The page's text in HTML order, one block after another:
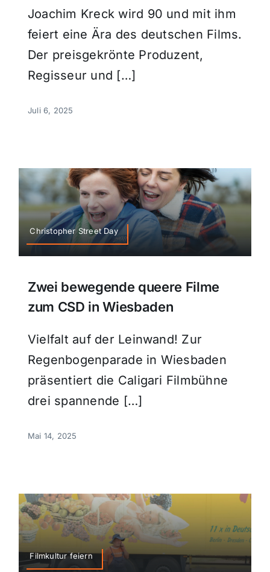
Joachim Kreck wird 90 und mit ihm
feiert eine Ära des deutschen Films.
Der preisgekrönte Produzent,
Regisseur und […]
Juli 6, 2025
Christopher Street Day
Zwei bewegende queere Filme
zum CSD in Wiesbaden
Vielfalt auf der Leinwand! Zur
Regenbogenparade in Wiesbaden
präsentiert die Caligari Filmbühne
drei spannende […]
Mai 14, 2025
Filmkultur feiern